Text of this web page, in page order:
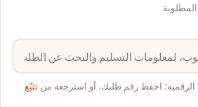
احفظ رقم طلبك، أو استرجعه من تتبّع